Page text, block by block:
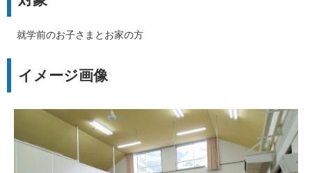
就学前のお子さまとお家の方
イメージ画像